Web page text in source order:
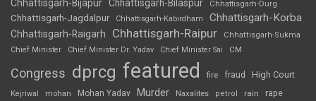
Chhattisgarh-Bijapur Chhattisgarh-Bilaspur Chhattisgarh-Durg
Chhattisgarh-Jagdalpur Chhattisgarh-Kabirdham Chhattisgarh-Korba
Chhattisgarh-Raigarh Chhattisgarh-Raipur
Chhattisgarh-Sukma
Chief Minister
Chief Minister Dr. Yadav Chief Minister Sai CM
Congress dprcg featured fire fraud High Court
Kejriwal mohan Mohan Yadav Murder Naxalites petrol rain rape